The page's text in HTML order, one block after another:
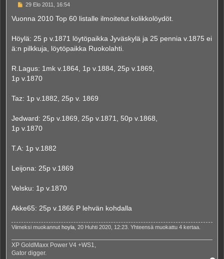
V
e
i
29 Elo 2011, 16:54
Vuonna 2010 Top 60 listalle ilmoitetut kolikkolöydöt.
Höylä: 25 p v.1871 löytöpaikka Jyväskylä ja 25 pennia v.1875 ei
ä:n pilkkuja, löytöpaikka Ruokolahti.
R.Lagus: 1mk v.1864, 1p v.1884, 25p v.1869,
1p v.1870
Taz: 1p v.1882, 25p v. 1869
Jedward: 25p v.1869, 25p v.1871, 50p v.1868,
1p v.1870
T.A: 1p v.1882
Leijona: 25p v.1869
Velsku: 1p v.1870
Akke65: 25p v.1866 P lehvän kohdalla
Viimeksi muokannut hoyla , 20 Huhti 2020, 12:23. Yhteensä muokattu 4 kertaa.
XP GoldMaxx Power V4 +WS1,
Gator digger.